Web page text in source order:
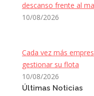
descanso frente al
10/08/2026
Cada vez más
gestionar su flota
10/08/2026
Últimas Noticias